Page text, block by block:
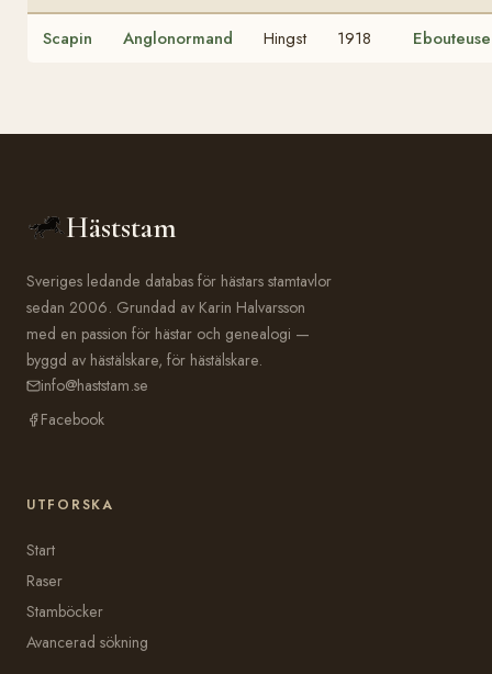
Scapin Anglonormand Hingst 1918 Ebouteuse
Häststam
Sveriges ledande databas för hästars stamtavlor
sedan 2006. Grundad av Karin Halvarsson
med en passion för hästar och genealogi —
byggd av hästälskare, för hästälskare.
info@haststam.se
Facebook
UTFORSKA
Start
Raser
Stamböcker
Avancerad sökning